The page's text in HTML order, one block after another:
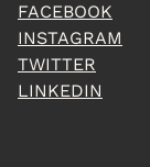
FACEBOOK
INSTAGRAM
TWITTER
LINKEDIN